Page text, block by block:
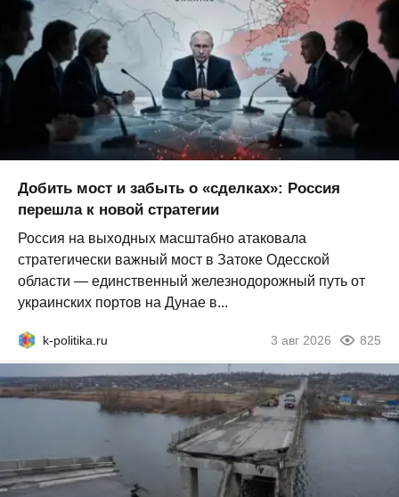
Добить мост и забыть о «сделках»: Россия
перешла к новой стратегии
Россия на выходных масштабно атаковала
стратегически важный мост в Затоке Одесской
области — единственный железнодорожный путь от
украинских портов на Дунае в...
k-politika.ru 3 авг 2026 825